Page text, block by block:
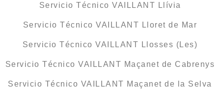
Servicio Técnico VAILLANT Llívia
Servicio Técnico VAILLANT Lloret de Mar
Servicio Técnico VAILLANT Llosses (Les)
Servicio Técnico VAILLANT Maçanet de Cabrenys
Servicio Técnico VAILLANT Maçanet de la Selva